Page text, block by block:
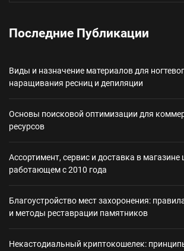
Последние Публикации
Виды и назначение материалов для
наращивания ресниц и депиляции
Основы поисковой оптимизации для
ресурсов
Ассортимент, сервис и доставка в магазине
работающем с 2010 года
Благоустройство мест захоронения:
и методы реставрации памятников
Некастодиальный криптокошелек: